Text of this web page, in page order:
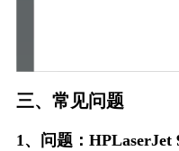
三、常见问题
1、问题：